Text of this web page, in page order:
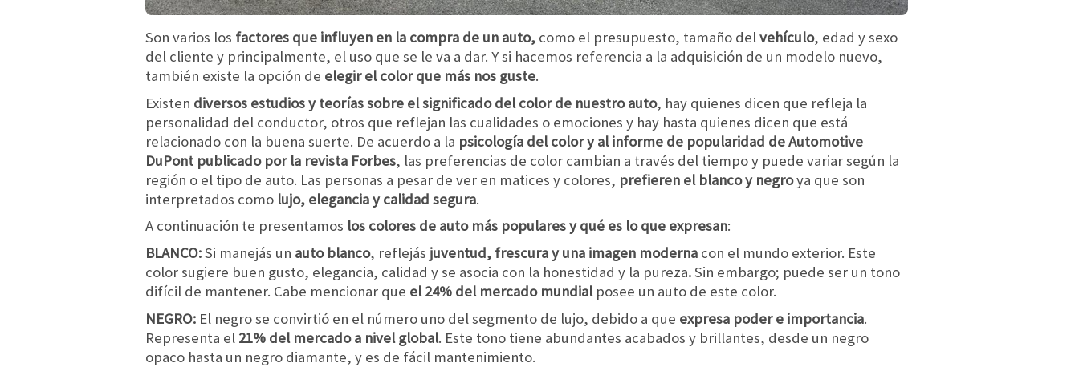
Son varios los factores que influyen en la compra de un auto, como el presupuesto, tamaño delvehículo, edad y sexo
del cliente y principalmente, el uso que se le va a dar. Y si hacemos referencia a la adquisición de un modelo nuevo,
también existe la opción de elegir el color que más nos guste.
Existen diversos estudios y teorías sobre el significado del color de nuestro auto, hay quienes dicen que refleja la
personalidad del conductor, otros que reflejan las cualidades o emociones y hay hasta quienes dicen que está
relacionado con la buena suerte. De acuerdo a la psicología del color y al informe de popularidad de Automotive
DuPont publicado por la revista Forbes, las preferencias de color cambian a través del tiempo y puede variar según la
región o el tipo de auto. Las personas a pesar de ver en matices y colores, prefieren el blanco y negroya que son
interpretados como lujo, elegancia y calidad segura.
A continuación te presentamos los colores de auto más populares y qué es lo que expresan:
BLANCO:Si manejás un auto blanco, reflejás juventud, frescura y una imagen moderna con el mundo exterior. Este
color sugiere buen gusto, elegancia, calidad y se asocia con la honestidad y la pureza.Sin embargo; puede ser un tono
difícil de mantener. Cabe mencionar que el 24% del mercado mundial posee un auto de este color.
NEGRO: El negro se convirtió en el número uno del segmento de lujo, debido a que expresa poder e importancia.
Representa el 21% del mercado a nivel global. Este tono tiene abundantes acabados y brillantes, desde un negro
opaco hasta un negro diamante, y es de fácil mantenimiento.